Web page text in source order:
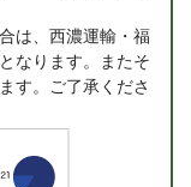
は、西濃運輸・福
なります。またそ
す。ご了承くださ